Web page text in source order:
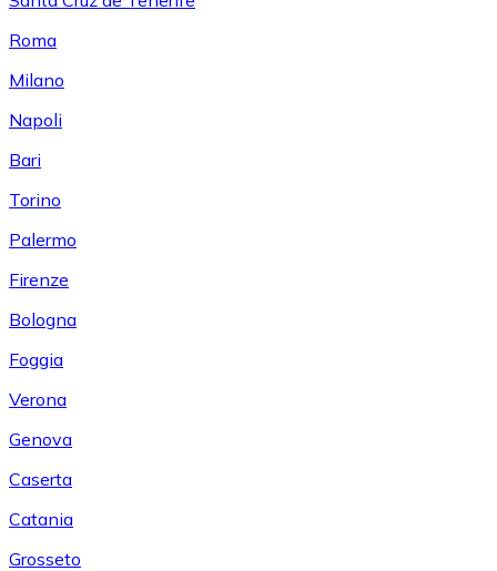
Roma
Milano
Napoli
Bari
Torino
Palermo
Firenze
Bologna
Foggia
Verona
Genova
Caserta
Catania
Grosseto